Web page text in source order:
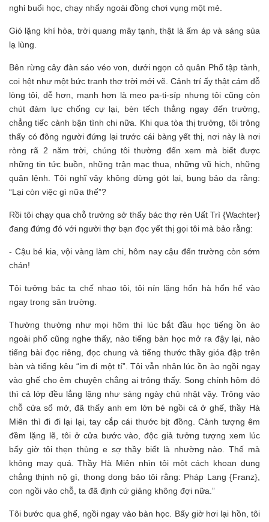
nghỉ buổi học, chạy nhẩy ngoài đồng chơi vụng một mẻ.
Gió lặng khí hòa, trời quang mây tạnh, thật là ấm áp và sáng sủa
lạ lùng.
Bên rừng cây đàn sáo véo von, dưới ngọn cỏ quân Phổ tập tành,
coi hệt như một bức tranh thơ trời mới vẽ. Cảnh trí ấy thật cám dỗ
lòng tôi, dễ hơn, mạnh hơn là mẹo pa-ti-síp nhưng tôi cũng còn
chút đảm lực chống cự lại, bèn tếch thẳng ngay đến trường,
chẳng tiếc cảnh bận tình chi nữa. Khi qua tòa thị trưởng, tôi trông
thấy có đông người đứng lại trước cái bàng yết thị, nơi này là nơi
ròng rã 2 năm trời, chúng tôi thường đến xem mà biết được
những tin tức buồn, những trận mạc thua, những vũ hịch, những
quân lệnh. Tôi nghĩ vậy không dừng gót lại, bụng bảo dạ rằng:
“Lại còn việc gì nữa thế”?
Rồi tôi chạy qua chỗ trường sở thấy bác thợ rèn Uất Trì {Wachter}
đang đứng đó với người thợ bạn đọc yết thị gọi tôi mà bảo rằng:
- Cậu bé kia, vội vàng làm chi, hôm nay cậu đến trường còn sớm
chán!
Tôi tưởng bác ta chế nhạo tôi, tôi nín lặng hổn hà hổn hể vào
ngay trong sân trường.
Thường thường như mọi hôm thì lúc bắt đầu học tiếng ồn ào
ngoài phố cũng nghe thấy, nào tiếng bàn học mở ra đậy lại, nào
tiếng bài đọc riêng, đọc chung và tiếng thước thầy gióa đập trên
bàn và tiếng kêu “im đi một tí”. Tôi vẫn nhân lúc ồn ào ngồi ngay
vào ghế cho êm chuyện chẳng ai trông thấy. Song chính hôm đó
thì cả lớp đều lẳng lặng như sáng ngày chủ nhật vậy. Trông vào
chỗ cửa sổ mở, đã thấy anh em lớn bé ngồi cả ở ghế, thầy Hà
Miên thì đi đi lại lại, tay cắp cái thước bịt đồng. Cảnh tượng êm
đềm lặng lẽ, tôi ở cửa bước vào, độc giả tưởng tượng xem lúc
bấy giờ tôi thẹn thùng e sợ thầy biết là nhường nào. Thế mà
không may quá. Thầy Hà Miên nhìn tôi một cách khoan dung
chẳng thịnh nộ gì, thong dong bảo tôi rằng: Pháp Lang {Franz},
con ngồi vào chỗ, ta đã định cứ giảng không đợi nữa.”
Tôi bước qua ghế, ngồi ngay vào bàn học. Bấy giờ hơi lại hồn, tôi